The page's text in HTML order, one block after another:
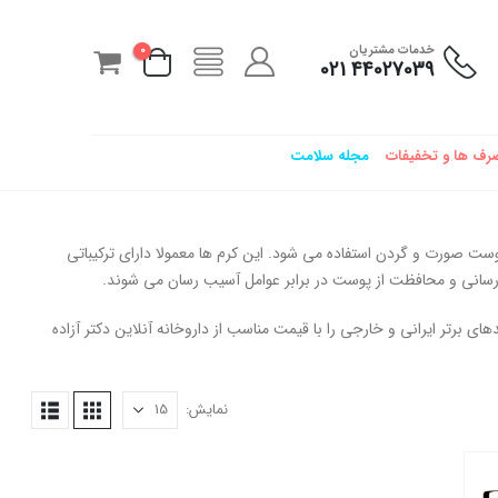
خدمات مشتریان
44027039 021
0
ها و تخفیفات مجله سلامت
صورت و گردن استفاده می شود. این کرم ها معمولا دارای ترکیباتی
و محافظت از پوست در برابر عوامل آسیب رسان می شوند.
ایرانی و خارجی را با قیمت مناسب از داروخانه آنلاین دکتر آزاده
نمایش: